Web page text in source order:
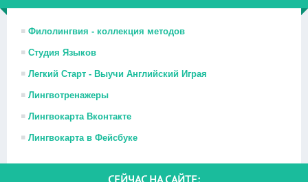
Филолингвия - коллекция методов
Студия Языков
Легкий Старт - Выучи Английский Играя
Лингвотренажеры
Лингвокарта Вконтакте
Лингвокарта в Фейсбуке
СЕЙЧАС НА САЙТЕ: